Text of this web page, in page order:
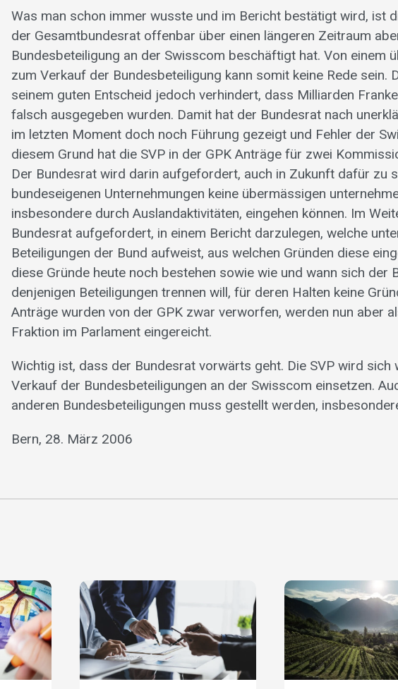
Was man schon immer wusste und im Bericht bestätigt wird, ist
der Gesamtbundesrat offenbar über einen längeren Zeitraum
Bundesbeteiligung an der Swisscom beschäftigt hat. Von einem
zum Verkauf der Bundesbeteiligung kann somit keine Rede sein.
seinem guten Entscheid jedoch verhindert, dass Milliarden
falsch ausgegeben wurden. Damit hat der Bundesrat nach
im letzten Moment doch noch Führung gezeigt und Fehler der
diesem Grund hat die SVP in der GPK Anträge für zwei
Der Bundesrat wird darin aufgefordert, auch in Zukunft dafür zu
bundeseigenen Unternehmungen keine übermässigen
insbesondere durch Auslandaktivitäten, eingehen können. Im
Bundesrat aufgefordert, in einem Bericht darzulegen, welche
Beteiligungen der Bund aufweist, aus welchen Gründen diese
diese Gründe heute noch bestehen sowie wie und wann sich der
denjenigen Beteiligungen trennen will, für deren Halten keine
Anträge wurden von der GPK zwar verworfen, werden nun aber
Fraktion im Parlament eingereicht.
Wichtig ist, dass der Bundesrat vorwärts geht. Die SVP wird sich
Verkauf der Bundesbeteiligungen an der Swisscom einsetzen.
anderen Bundesbeteiligungen muss gestellt werden,
Bern, 28. März 2006